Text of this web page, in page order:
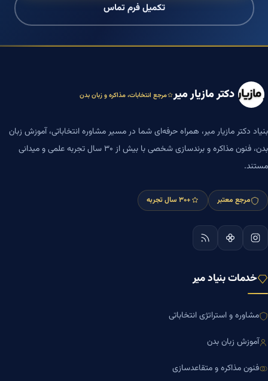
تکمیل فرم تماس
دکتر مازیار میر مرجع انتخابات، مذاکره و زبان بدن
بنیاد دکتر مازیار میر، همراه حرفه‌ای شما در مسیر مشاوره انتخاباتی، آموزش زبان
بدن، فنون مذاکره و برندسازی شخصی با بیش از ۳۰ سال تجربه علمی و میدانی
مستند.
مرجع معتبر +۳۰ سال تجربه
خدمات بنیاد میر
مشاوره و استراتژی انتخاباتی
آموزش زبان بدن
فنون مذاکره و متقاعدسازی